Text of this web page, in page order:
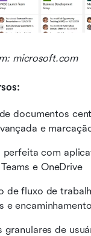
microsoft.com
documentos
e
perfeita com
e OneDrive
de fluxo de
e
granulares de